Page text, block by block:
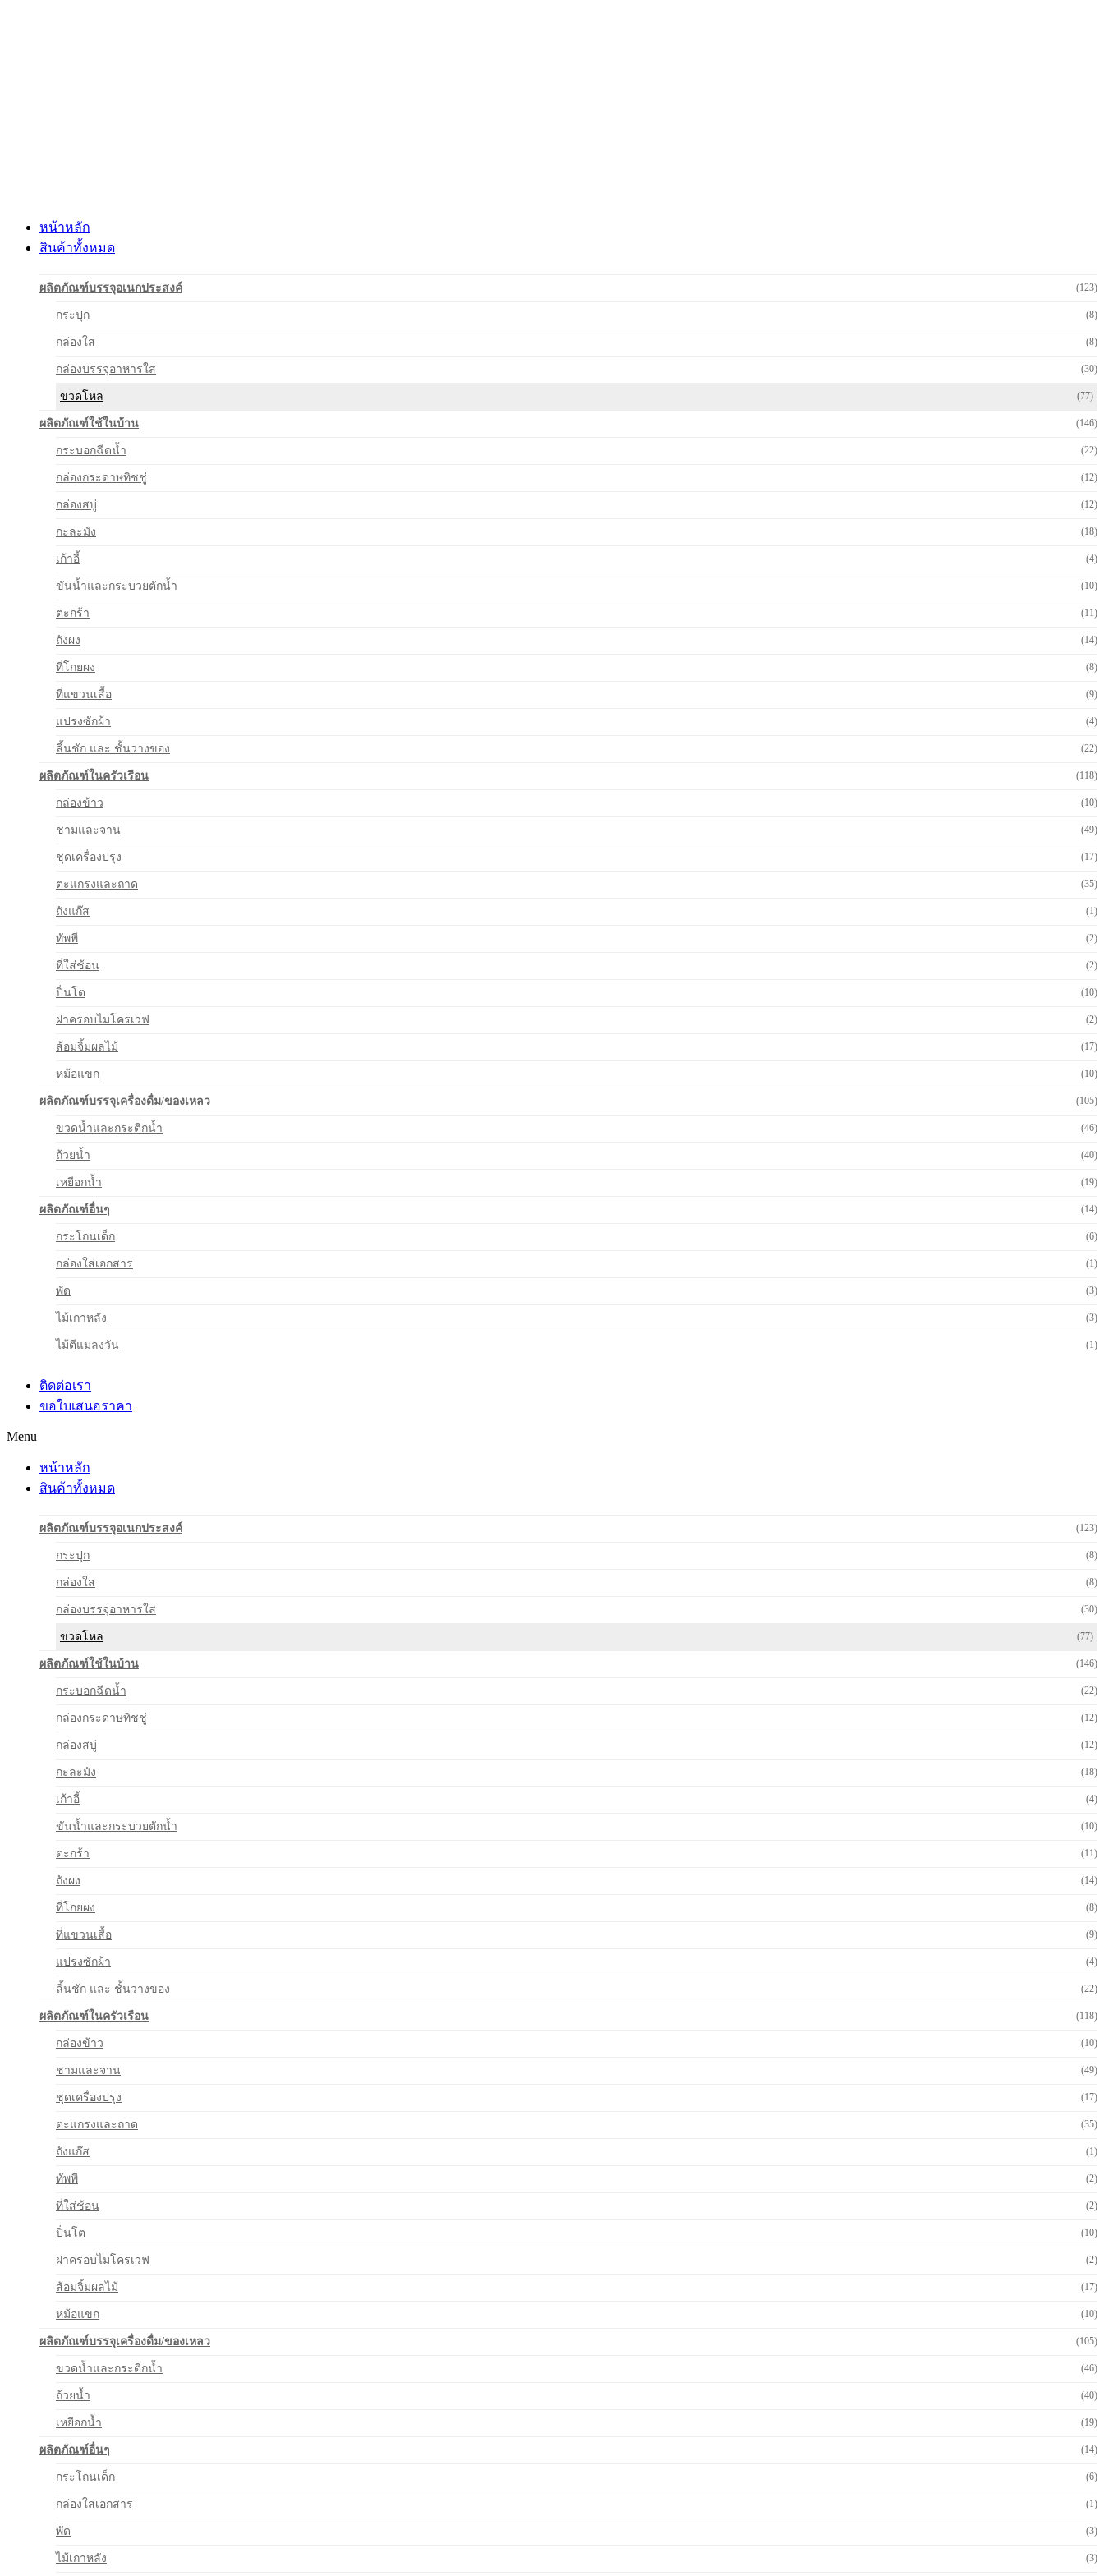
หน้าหลัก
สินค้าทั้งหมด
ผลิตภัณฑ์บรรจุอเนกประสงค์ (123)
กระปุก (8)
กล่องใส (8)
กล่องบรรจุอาหารใส (30)
ขวดโหล (77)
ผลิตภัณฑ์ใช้ในบ้าน (146)
กระบอกฉีดน้ำ (22)
กล่องกระดาษทิชชู่ (12)
กล่องสบู่ (12)
กะละมัง (18)
เก้าอี้ (4)
ขันน้ำและกระบวยตักน้ำ (10)
ตะกร้า (11)
ถังผง (14)
ที่โกยผง (8)
ที่แขวนเสื้อ (9)
แปรงซักผ้า (4)
ลิ้นชัก และ ชั้นวางของ (22)
ผลิตภัณฑ์ในครัวเรือน (118)
กล่องข้าว (10)
ชามและจาน (49)
ชุดเครื่องปรุง (17)
ตะแกรงและถาด (35)
ถังแก๊ส (1)
ทัพพี (2)
ที่ใส่ช้อน (2)
ปิ่นโต (10)
ฝาครอบไมโครเวฟ (2)
ส้อมจิ้มผลไม้ (17)
หม้อแขก (10)
ผลิตภัณฑ์บรรจุเครื่องดื่ม/ของเหลว (105)
ขวดน้ำและกระติกน้ำ (46)
ถ้วยน้ำ (40)
เหยือกน้ำ (19)
ผลิตภัณฑ์อื่นๆ (14)
กระโถนเด็ก (6)
กล่องใส่เอกสาร (1)
พัด (3)
ไม้เกาหลัง (3)
ไม้ตีแมลงวัน (1)
ติดต่อเรา
ขอใบเสนอราคา
Menu
หน้าหลัก
สินค้าทั้งหมด
ผลิตภัณฑ์บรรจุอเนกประสงค์ (123)
กระปุก (8)
กล่องใส (8)
กล่องบรรจุอาหารใส (30)
ขวดโหล (77)
ผลิตภัณฑ์ใช้ในบ้าน (146)
กระบอกฉีดน้ำ (22)
กล่องกระดาษทิชชู่ (12)
กล่องสบู่ (12)
กะละมัง (18)
เก้าอี้ (4)
ขันน้ำและกระบวยตักน้ำ (10)
ตะกร้า (11)
ถังผง (14)
ที่โกยผง (8)
ที่แขวนเสื้อ (9)
แปรงซักผ้า (4)
ลิ้นชัก และ ชั้นวางของ (22)
ผลิตภัณฑ์ในครัวเรือน (118)
กล่องข้าว (10)
ชามและจาน (49)
ชุดเครื่องปรุง (17)
ตะแกรงและถาด (35)
ถังแก๊ส (1)
ทัพพี (2)
ที่ใส่ช้อน (2)
ปิ่นโต (10)
ฝาครอบไมโครเวฟ (2)
ส้อมจิ้มผลไม้ (17)
หม้อแขก (10)
ผลิตภัณฑ์บรรจุเครื่องดื่ม/ของเหลว (105)
ขวดน้ำและกระติกน้ำ (46)
ถ้วยน้ำ (40)
เหยือกน้ำ (19)
ผลิตภัณฑ์อื่นๆ (14)
กระโถนเด็ก (6)
กล่องใส่เอกสาร (1)
พัด (3)
ไม้เกาหลัง (3)